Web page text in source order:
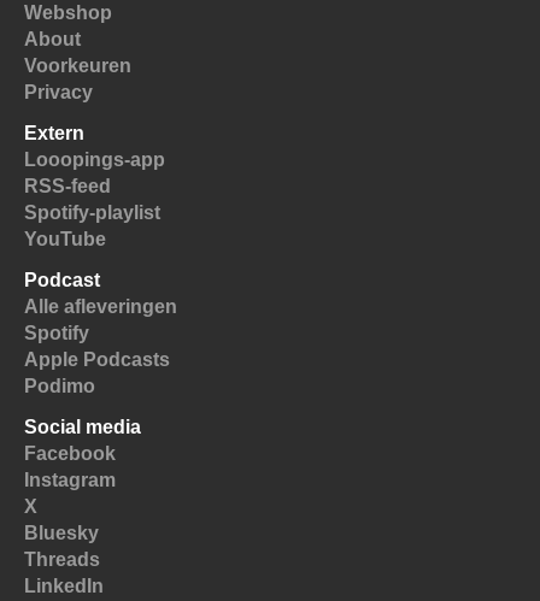
Webshop
About
Voorkeuren
Privacy
Extern
Looopings-app
RSS-feed
Spotify-playlist
YouTube
Podcast
Alle afleveringen
Spotify
Apple Podcasts
Podimo
Social media
Facebook
Instagram
X
Bluesky
Threads
LinkedIn